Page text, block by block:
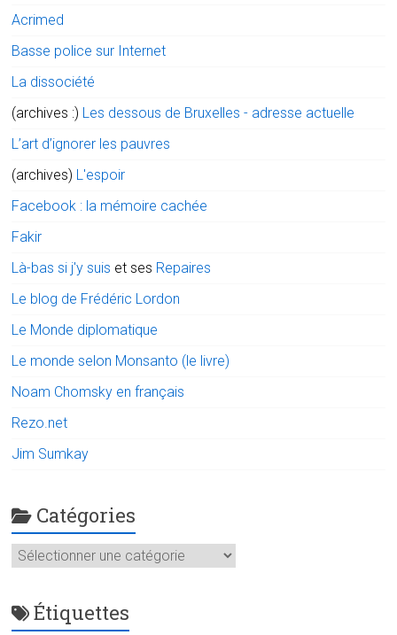
Acrimed
Basse police sur Internet
La dissociété
(archives :) Les dessous de Bruxelles - adresse actuelle
L’art d’ignorer les pauvres
(archives) L'espoir
Facebook : la mémoire cachée
Fakir
Là-bas si j'y suis et ses Repaires
Le blog de Frédéric Lordon
Le Monde diplomatique
Le monde selon Monsanto (le livre)
Noam Chomsky en français
Rezo.net
Jim Sumkay
Catégories
Catégories
Étiquettes